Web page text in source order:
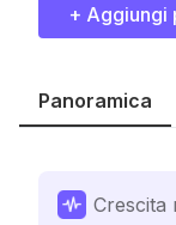
+ Aggiungi
Panoramica
Crescita